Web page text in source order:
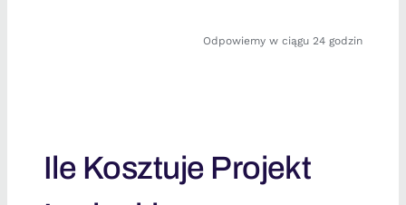
Odpowiemy w ciągu 24 godzin
Ile Kosztuje Projekt